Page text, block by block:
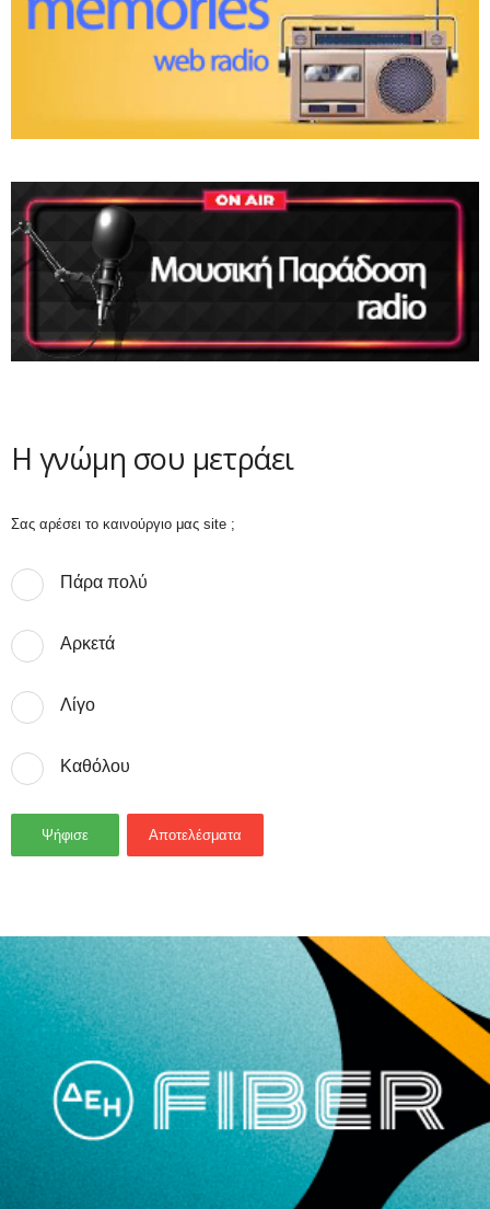
Η γνώμη σου μετράει
Σας αρέσει το καινούργιο μας site ;
Πάρα πολύ
Αρκετά
Λίγο
Καθόλου
Ψήφισε Αποτελέσματα
- Advertisement -